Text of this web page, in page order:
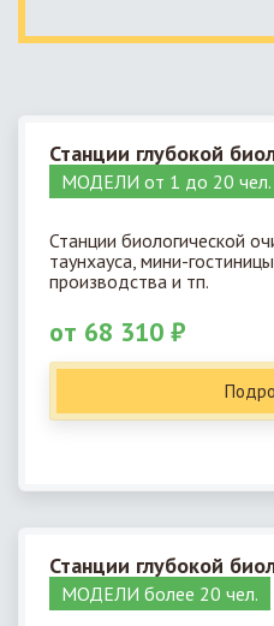
Станции глубокой
МОДЕЛИ от 1 до 20 чел.
Станции биологической
таунхауса, мини-
производства и тп.
от 68 310 ₽
Станции глубокой
МОДЕЛИ более 20 чел.